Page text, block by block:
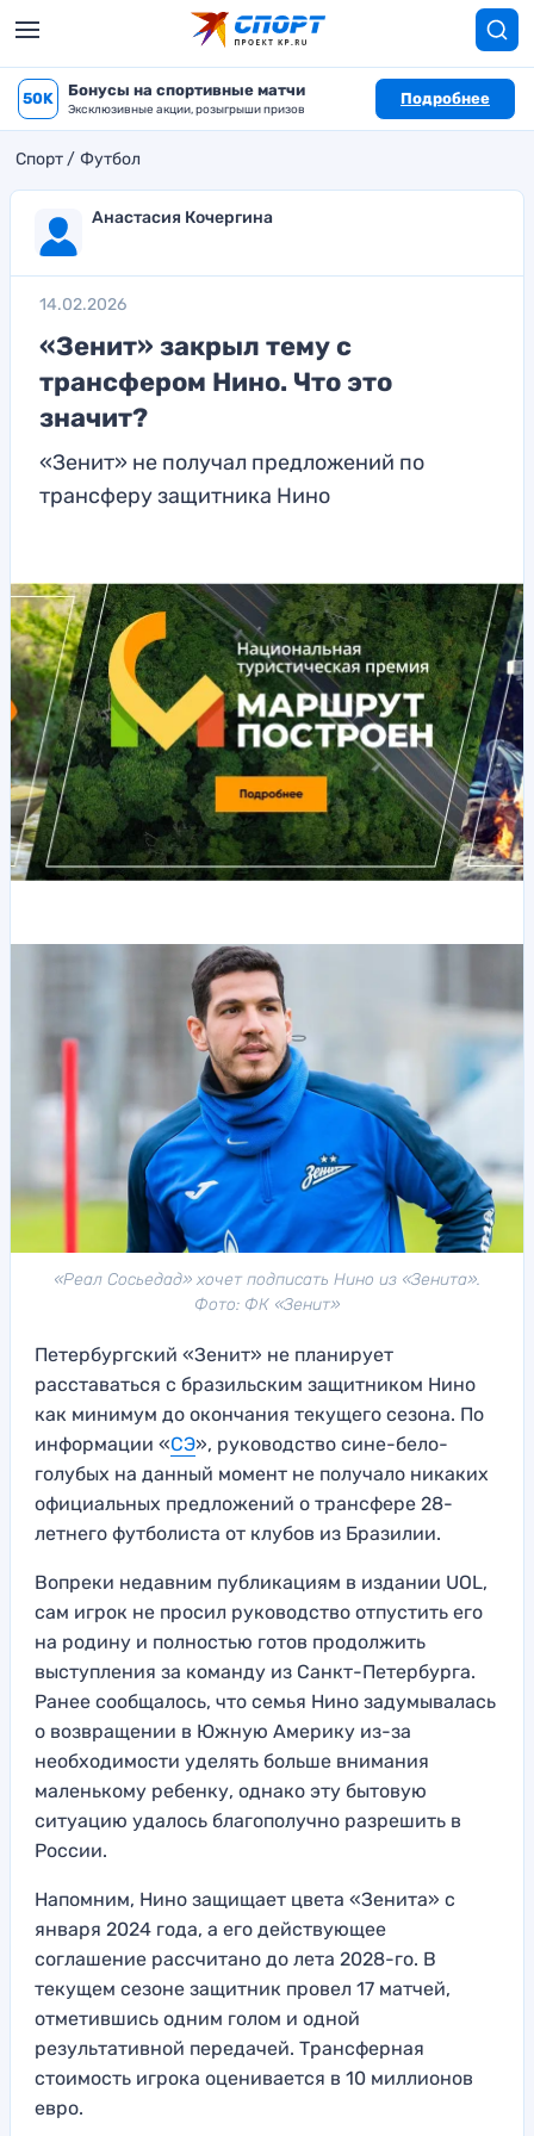
50K Бонусы на спортивные матчи
Эксклюзивные акции, розыгрыши призов
Подробнее
Спорт Футбол
Анастасия Кочергина
14.02.2026
«Зенит» закрыл тему с
трансфером Нино. Что это
значит?
«Зенит» не получал предложений по
трансферу защитника Нино
«Реал Сосьедад» хочет подписать Нино из «Зенита».
Фото: ФК «Зенит»
Петербургский «Зенит» не планирует
расставаться с бразильским защитником Нино
как минимум до окончания текущего сезона. По
информации «СЭ», руководство сине-бело-
голубых на данный момент не получало никаких
официальных предложений о трансфере 28-
летнего футболиста от клубов из Бразилии.
Вопреки недавним публикациям в издании UOL,
сам игрок не просил руководство отпустить его
на родину и полностью готов продолжить
выступления за команду из Санкт-Петербурга.
Ранее сообщалось, что семья Нино задумывалась
о возвращении в Южную Америку из-за
необходимости уделять больше внимания
маленькому ребенку, однако эту бытовую
ситуацию удалось благополучно разрешить в
России.
Напомним, Нино защищает цвета «Зенита» с
января 2024 года, а его действующее
соглашение рассчитано до лета 2028-го. В
текущем сезоне защитник провел 17 матчей,
отметившись одним голом и одной
результативной передачей. Трансферная
стоимость игрока оценивается в 10 миллионов
евро.